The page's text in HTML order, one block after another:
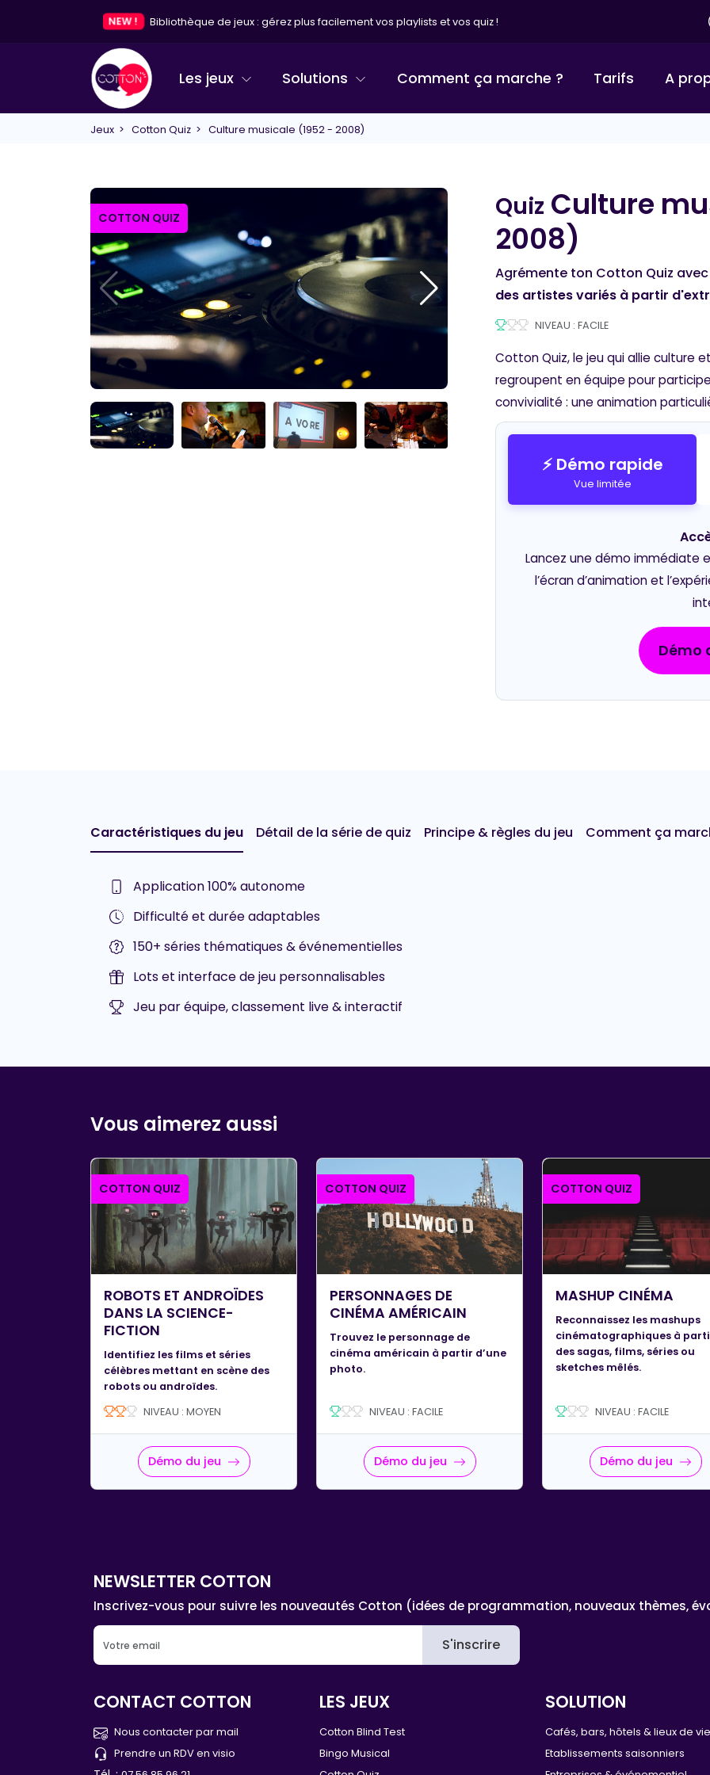
NEW ! Bibliothèque de jeux : gérez plus facilement vos playlists et vos quiz !
Les jeux Solutions Comment ça marche ? Tarifs A
Jeux > Cotton Quiz > Culture musicale (1952 - 2008)
COTTON QUIZ COTTON QUIZ
Quiz Culture
2008)
Agrémente ton Cotton Quiz
des artistes variés à partir
NIVEAU : FACILE
Cotton Quiz, le jeu qui allie culture
regroupent en équipe pour
convivialité : une animation
⚡ Démo rapide
Vue limitée
Lancez une démo immédiate
l’écran d’animation et
Démo
Caractéristiques du jeu Détail de la série de quiz Principe & règles du jeu Comment ça
Application 100% autonome
Difficulté et durée adaptables
150+ séries thématiques & événementielles
Lots et interface de jeu personnalisables
Jeu par équipe, classement live & interactif
Vous aimerez aussi
COTTON QUIZ
ROBOTS ET ANDROÏDES
DANS LA SCIENCE-
FICTION
Identifiez les films et séries
célèbres mettant en scène des
robots ou androïdes.
NIVEAU : MOYEN
Démo du jeu
COTTON QUIZ
PERSONNAGES DE
CINÉMA AMÉRICAIN
Trouvez le personnage de
cinéma américain à partir d’une
photo.
NIVEAU : FACILE
Démo du jeu
COTTON QUIZ
MASHUP CINÉMA
Reconnaissez les mashups
cinématographiques à
des sagas, films, séries ou
sketches mêlés.
NIVEAU : FACILE
Démo du jeu
NEWSLETTER COTTON
Inscrivez-vous pour suivre les nouveautés Cotton (idées de programmation, nouveaux thèmes,
S'inscrire
CONTACT COTTON
Nous contacter par mail
Prendre un RDV en visio
LES JEUX
Cotton Blind Test
Bingo Musical
SOLUTION
Cafés, bars, hôtels & lieux de vie
Etablissements saisonniers